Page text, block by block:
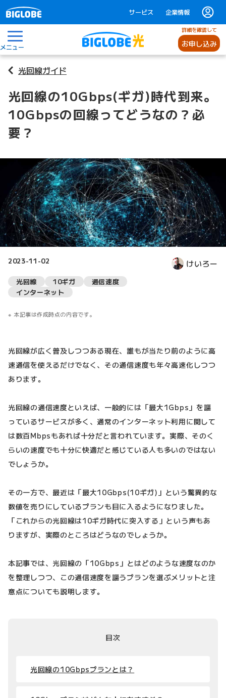
サービス 企業情報
メニュー
詳細を確認して
お申し込み
光回線ガイド
光回線の10Gbps(ギガ)時代到来。
10Gbpsの回線ってどうなの？必
要？
2023-11-02 けいろー
光回線 10ギガ
通信速度
インターネット
本記事は作成時点の内容です。
光回線が広く普及しつつある現在、誰もが当たり前のように高
速通信を使えるだけでなく、その通信速度も年々高速化しつつ
あります。
光回線の通信速度といえば、一般的には「最大1Gbps」を謳
っているサービスが多く、通常のインターネット利用に関して
は数百Mbpsもあれば十分だと言われています。実際、そのく
らいの速度でも十分に快適だと感じている人も多いのではない
でしょうか。
その一方で、最近は「最大10Gbps(10ギガ)」という驚異的な
数値を売りにしているプランも目に入るようになりました。
「これからの光回線は10ギガ時代に突入する」という声もあ
りますが、実際のところはどうなのでしょうか。
本記事では、光回線の「10Gbps」とはどのような速度なのか
を整理しつつ、この通信速度を謳うプランを選ぶメリットと注
意点についても説明します。
目次
光回線の10Gbpsプランとは？